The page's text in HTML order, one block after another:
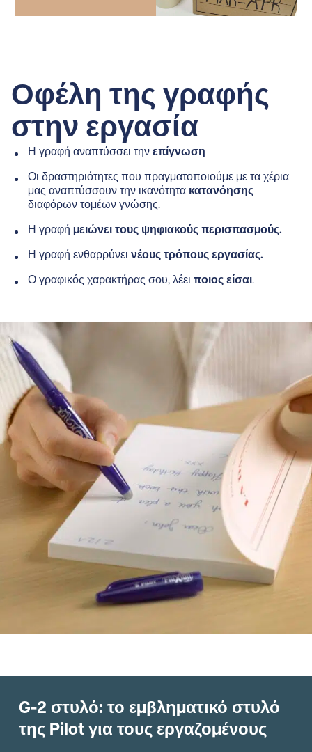
Οφέλη της γραφής
στην εργασία
Η γραφή αναπτύσσει την επίγνωση
Οι δραστηριότητες που πραγματοποιούμε με τα χέρια
μας αναπτύσσουν την ικανότητα κατανόησης
διαφόρων τομέων γνώσης.
Η γραφή μειώνει τους ψηφιακούς περισπασμούς.
Η γραφή ενθαρρύνει νέους τρόπους εργασίας.
Ο γραφικός χαρακτήρας σου, λέει ποιος είσαι.
G-2 στυλό: το εμβληματικό στυλό
της Pilot για τους εργαζομένους